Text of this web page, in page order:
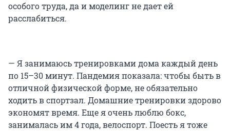
особого труда, да и моделинг не дает ей
расслабиться.
— Я занимаюсь тренировками дома каждый день
по 15–30 минут. Пандемия показала: чтобы быть в
отличной физической форме, не обязательно
ходить в спортзал. Домашние тренировки здорово
экономят время. Еще я очень люблю бокс,
занималась им 4 года, велоспорт. Поесть я тоже